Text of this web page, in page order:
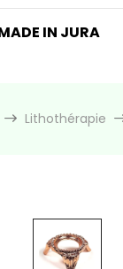
IN JURA
Lithothérapie